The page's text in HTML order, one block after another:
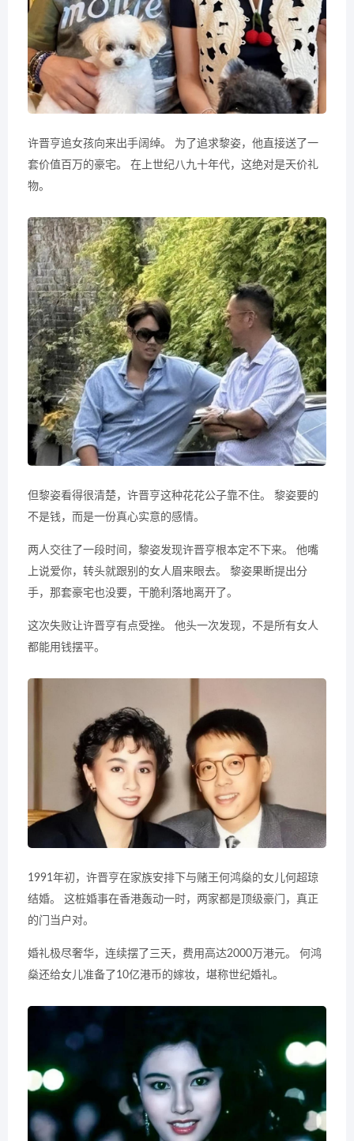
许晋亨追女孩向来出手阔绰。 为了追求黎姿，他直接送了一
套价值百万的豪宅。 在上世纪八九十年代，这绝对是天价礼
物。
但黎姿看得很清楚，许晋亨这种花花公子靠不住。 黎姿要的
不是钱，而是一份真心实意的感情。
两人交往了一段时间，黎姿发现许晋亨根本定不下来。 他嘴
上说爱你，转头就跟别的女人眉来眼去。 黎姿果断提出分
手，那套豪宅也没要，干脆利落地离开了。
这次失败让许晋亨有点受挫。 他头一次发现，不是所有女人
都能用钱摆平。
1991年初，许晋亨在家族安排下与赌王何鸿燊的女儿何超琼
结婚。 这桩婚事在香港轰动一时，两家都是顶级豪门，真正
的门当户对。
婚礼极尽奢华，连续摆了三天，费用高达2000万港元。 何鸿
燊还给女儿准备了10亿港币的嫁妆，堪称世纪婚礼。